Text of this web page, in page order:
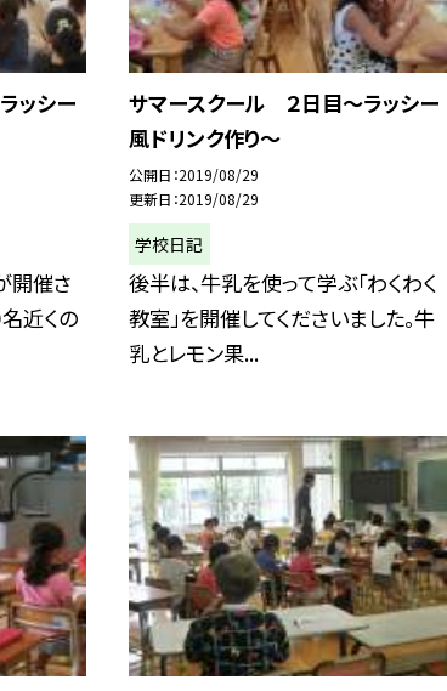
ッシー
開催さ
近くの
サマースクール ２日目〜ラッシー
風ドリンク作り〜
公開日 2019/08/29
更新日 2019/08/29
学校日記
後半は、牛乳を使って学ぶ「わくわく
教室」を開催してくださいました。牛
乳とレモン果...